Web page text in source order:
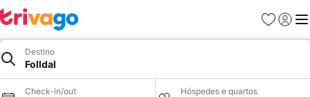
Favoritos
Iniciar
Destino
Folldal
Check-in/out Hóspedes e quartos